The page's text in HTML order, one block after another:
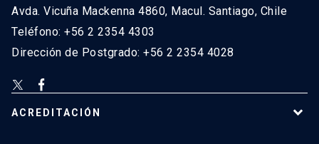
Avda. Vicuña Mackenna 4860, Macul. Santiago, Chile
Teléfono: +56 2 2354 4303
Dirección de Postgrado: +56 2 2354 4028
ACREDITACIÓN